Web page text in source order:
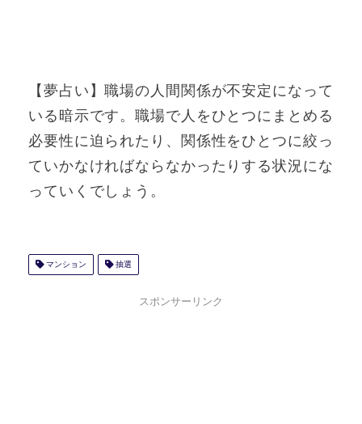
【夢占い】職場の人間関係が不安定になって
いる暗示です。職場で人をひとつにまとめる
必要性に迫られたり、関係性をひとつに絞っ
ていかなければならなかったりする状況にな
っていくでしょう。
マンション 抽選
スポンサーリンク